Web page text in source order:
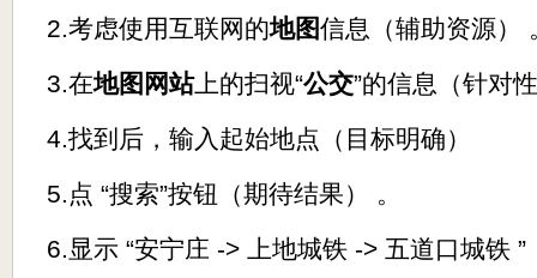
2.考虑使用互联网的地图信息（辅助资源）
3.在地图网站上的扫视“公交”的信息（针对
4.找到后，输入起始地点（目标明确）
5.点 “搜索”按钮（期待结果） 。
6.显示 “安宁庄 -> 上地城铁 -> 五道口城铁